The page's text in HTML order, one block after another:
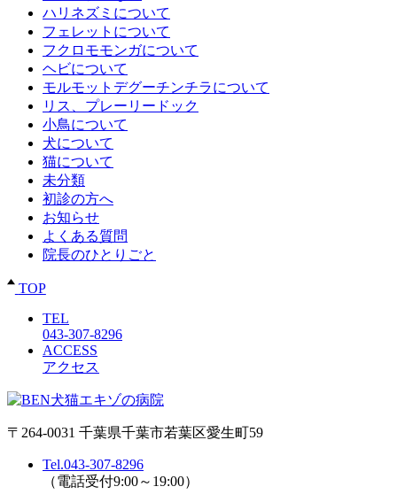
ハリネズミについて
フェレットについて
フクロモモンガについて
ヘビについて
モルモットデグーチンチラについて
リス、プレーリードック
小鳥について
犬について
猫について
未分類
初診の方へ
お知らせ
よくある質問
院長のひとりごと
TOP
TEL
043-307-8296
ACCESS
アクセス
〒264-0031 千葉県千葉市若葉区愛生町59
Tel.043-307-8296
（電話受付9:00～19:00）